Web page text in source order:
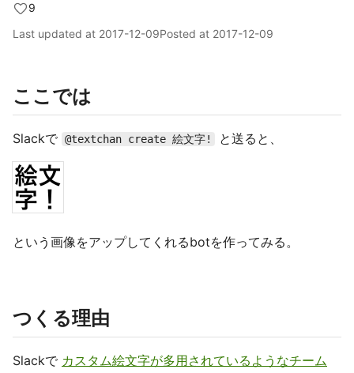
9
Last updated at 2017-12-09Posted at 2017-12-09
ここでは
Slackで @textchan create 絵文字! と送ると、
という画像をアップしてくれるbotを作ってみる。
つくる理由
Slackで カスタム絵文字が多用されているようなチーム